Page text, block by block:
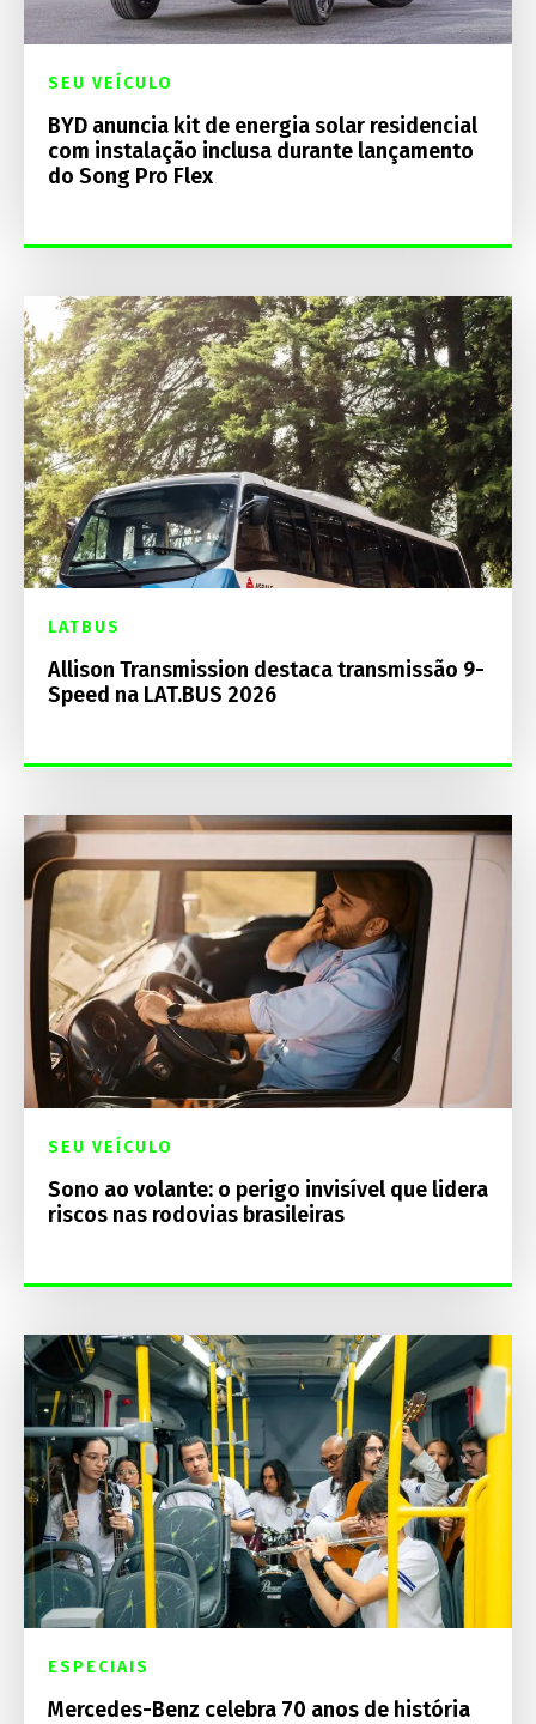
SEU VEÍCULO
BYD anuncia kit de energia solar residencial
com instalação inclusa durante lançamento
do Song Pro Flex
LATBUS
Allison Transmission destaca transmissão 9-
Speed na LAT.BUS 2026
SEU VEÍCULO
Sono ao volante: o perigo invisível que lidera
riscos nas rodovias brasileiras
ESPECIAIS
Mercedes-Benz celebra 70 anos de história